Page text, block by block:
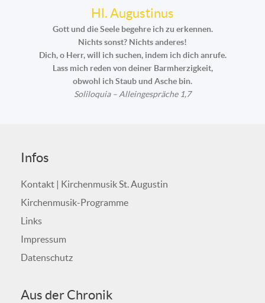
Hl. Augustinus
Gott und die Seele begehre ich zu erkennen.
Nichts sonst? Nichts anderes!
Dich, o Herr, will ich suchen, indem ich dich anrufe.
Lass mich reden von deiner Barmherzigkeit,
obwohl ich Staub und Asche bin.
Soliloquia – Alleingespräche 1,7
Infos
Kontakt | Kirchenmusik St. Augustin
Kirchenmusik-Programme
Links
Impressum
Datenschutz
Aus der Chronik